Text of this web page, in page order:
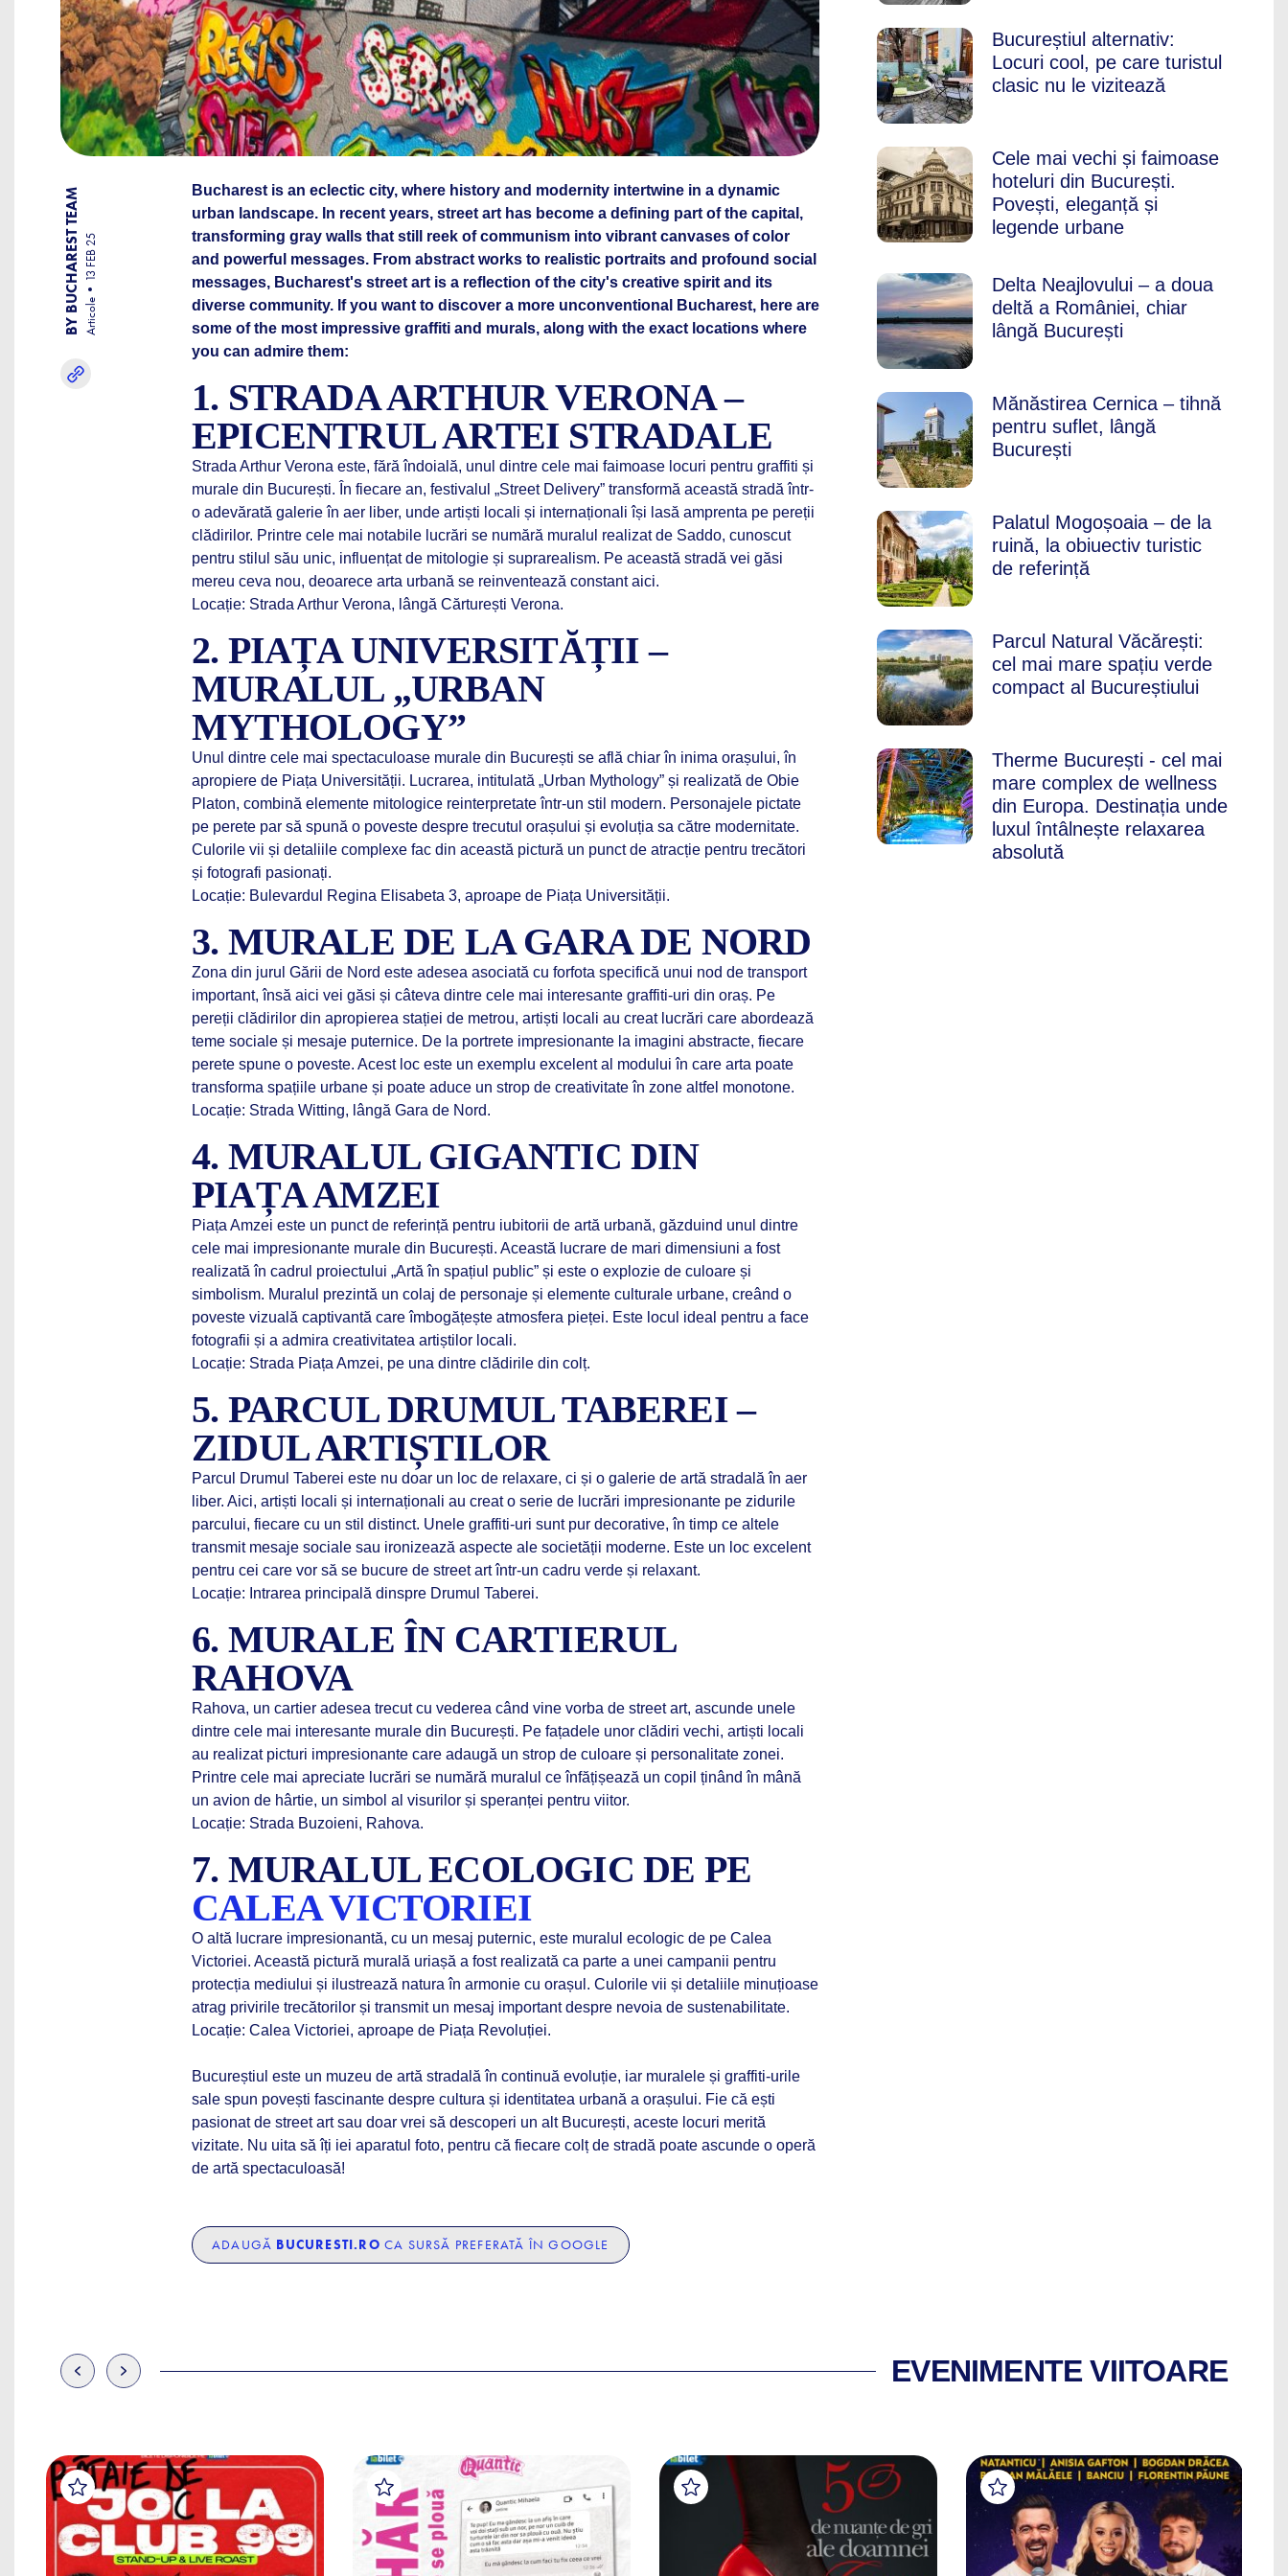
BY BUCHAREST TEAM Articole
13 FEB 25
Bucharest is an eclectic city, where history and modernity intertwine in a dynamic
urban landscape. In recent years, street art has become a defining part of the capital,
transforming gray walls that still reek of communism into vibrant canvases of color
and powerful messages. From abstract works to realistic portraits and profound social
messages, Bucharest's street art is a reflection of the city's creative spirit and its
diverse community. If you want to discover a more unconventional Bucharest, here are
some of the most impressive graffiti and murals, along with the exact locations where
you can admire them:
1. STRADA ARTHUR VERONA –
EPICENTRUL ARTEI STRADALE
Strada Arthur Verona este, fără îndoială, unul dintre cele mai faimoase locuri pentru graffiti și
murale din București. În fiecare an, festivalul „Street Delivery” transformă această stradă într-
o adevărată galerie în aer liber, unde artiști locali și internaționali își lasă amprenta pe pereții
clădirilor. Printre cele mai notabile lucrări se numără muralul realizat de Saddo, cunoscut
pentru stilul său unic, influențat de mitologie și suprarealism. Pe această stradă vei găsi
mereu ceva nou, deoarece arta urbană se reinventează constant aici.
Locație: Strada Arthur Verona, lângă Cărturești Verona.
2. PIAȚA UNIVERSITĂȚII –
MURALUL „URBAN
MYTHOLOGY”
Unul dintre cele mai spectaculoase murale din București se află chiar în inima orașului, în
apropiere de Piața Universității. Lucrarea, intitulată „Urban Mythology” și realizată de Obie
Platon, combină elemente mitologice reinterpretate într-un stil modern. Personajele pictate
pe perete par să spună o poveste despre trecutul orașului și evoluția sa către modernitate.
Culorile vii și detaliile complexe fac din această pictură un punct de atracție pentru trecători
și fotografi pasionați.
Locație: Bulevardul Regina Elisabeta 3, aproape de Piața Universității.
3. MURALE DE LA GARA DE NORD
Zona din jurul Gării de Nord este adesea asociată cu forfota specifică unui nod de transport
important, însă aici vei găsi și câteva dintre cele mai interesante graffiti-uri din oraș. Pe
pereții clădirilor din apropierea stației de metrou, artiști locali au creat lucrări care abordează
teme sociale și mesaje puternice. De la portrete impresionante la imagini abstracte, fiecare
perete spune o poveste. Acest loc este un exemplu excelent al modului în care arta poate
transforma spațiile urbane și poate aduce un strop de creativitate în zone altfel monotone.
Locație: Strada Witting, lângă Gara de Nord.
4. MURALUL GIGANTIC DIN
PIAȚA AMZEI
Piața Amzei este un punct de referință pentru iubitorii de artă urbană, găzduind unul dintre
cele mai impresionante murale din București. Această lucrare de mari dimensiuni a fost
realizată în cadrul proiectului „Artă în spațiul public” și este o explozie de culoare și
simbolism. Muralul prezintă un colaj de personaje și elemente culturale urbane, creând o
poveste vizuală captivantă care îmbogățește atmosfera pieței. Este locul ideal pentru a face
fotografii și a admira creativitatea artiștilor locali.
Locație: Strada Piața Amzei, pe una dintre clădirile din colț.
5. PARCUL DRUMUL TABEREI –
ZIDUL ARTIȘTILOR
Parcul Drumul Taberei este nu doar un loc de relaxare, ci și o galerie de artă stradală în aer
liber. Aici, artiști locali și internaționali au creat o serie de lucrări impresionante pe zidurile
parcului, fiecare cu un stil distinct. Unele graffiti-uri sunt pur decorative, în timp ce altele
transmit mesaje sociale sau ironizează aspecte ale societății moderne. Este un loc excelent
pentru cei care vor să se bucure de street art într-un cadru verde și relaxant.
Locație: Intrarea principală dinspre Drumul Taberei.
6. MURALE ÎN CARTIERUL
RAHOVA
Rahova, un cartier adesea trecut cu vederea când vine vorba de street art, ascunde unele
dintre cele mai interesante murale din București. Pe fațadele unor clădiri vechi, artiști locali
au realizat picturi impresionante care adaugă un strop de culoare și personalitate zonei.
Printre cele mai apreciate lucrări se numără muralul ce înfățișează un copil ținând în mână
un avion de hârtie, un simbol al visurilor și speranței pentru viitor.
Locație: Strada Buzoieni, Rahova.
7. MURALUL ECOLOGIC DE PE
CALEA VICTORIEI
O altă lucrare impresionantă, cu un mesaj puternic, este muralul ecologic de pe Calea
Victoriei. Această pictură murală uriașă a fost realizată ca parte a unei campanii pentru
protecția mediului și ilustrează natura în armonie cu orașul. Culorile vii și detaliile minuțioase
atrag privirile trecătorilor și transmit un mesaj important despre nevoia de sustenabilitate.
Locație: Calea Victoriei, aproape de Piața Revoluției.
Bucureștiul este un muzeu de artă stradală în continuă evoluție, iar muralele și graffiti-urile
sale spun povești fascinante despre cultura și identitatea urbană a orașului. Fie că ești
pasionat de street art sau doar vrei să descoperi un alt București, aceste locuri merită
vizitate. Nu uita să îți iei aparatul foto, pentru că fiecare colț de stradă poate ascunde o operă
de artă spectaculoasă!
ADAUGĂ BUCURESTI.RO CA SURSĂ PREFERATĂ ÎN GOOGLE
Bucureștiul alternativ:
Locuri cool, pe care turistul
clasic nu le vizitează
Cele mai vechi și faimoase
hoteluri din București.
Povești, eleganță și
legende urbane
Delta Neajlovului – a doua
deltă a României, chiar
lângă București
Mănăstirea Cernica – tihnă
pentru suflet, lângă
București
Palatul Mogoșoaia – de la
ruină, la obiuectiv turistic
de referință
Parcul Natural Văcărești:
cel mai mare spațiu verde
compact al Bucureștiului
Therme București - cel mai
mare complex de wellness
din Europa. Destinația unde
luxul întâlnește relaxarea
absolută
EVENIMENTE VIITOARE